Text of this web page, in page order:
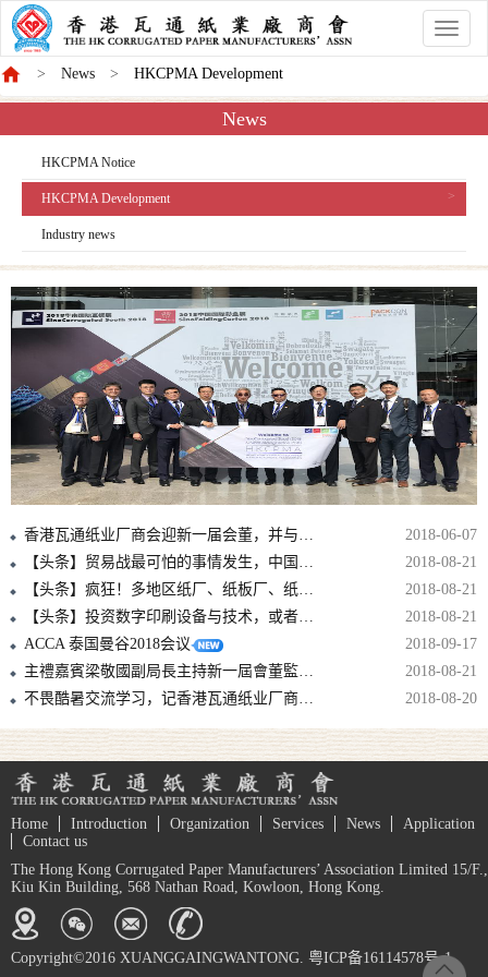
香
港
會
News HKCPMA Development
News
HKCPMA Notice
HKCPMA Development
Industry news
香港瓦通纸业厂商会迎新一届会董，并与中包联纸委会结战略合作伙伴！！
2018-06-07
【头条】贸易战最可怕的事情发生，中国拿美废再动刀，国废可能要涨上天！
2018-08-21
【头条】疯狂！多地区纸厂、纸板厂、纸箱厂纷纷发出5月涨价函！
2018-08-21
【头条】投资数字印刷设备与技术，或者至少准备投资，是避免落后的必要条件！
2018-08-21
ACCA 泰国曼谷2018会议
2018-09-17
主禮嘉賓梁敬國副局長主持新一屆會董監誓儀式
2018-08-21
不畏酷暑交流学习，记香港瓦通纸业厂商会华东2日考察参观行
2018-08-20
Home Introduction Organization Services News
Application
Contact us
The Hong Kong Corrugated Paper Manufacturers’ Association Limited 15/F.,
Kiu Kin Building, 568 Nathan Road, Kowloon, Hong Kong.
Copyright©2016 XUANGGAINGWANTONG. 粤ICP备16114578号-1